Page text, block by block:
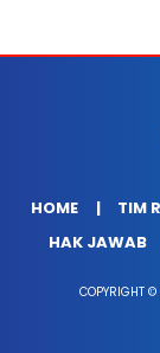
HOME TIM
HAK JAWAB
COPYRIGHT